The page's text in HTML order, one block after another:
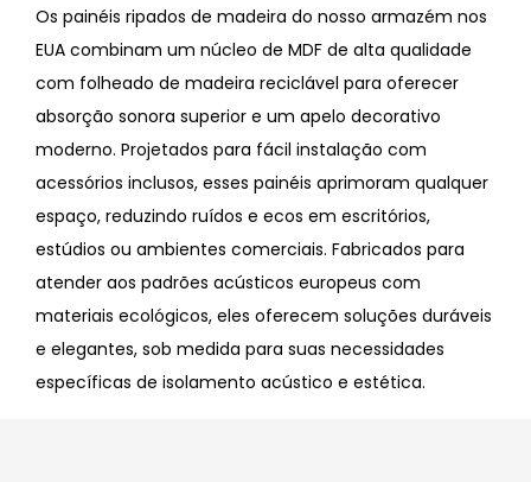
Os painéis ripados de madeira do nosso armazém nos
EUA combinam um núcleo de MDF de alta qualidade
com folheado de madeira reciclável para oferecer
absorção sonora superior e um apelo decorativo
moderno. Projetados para fácil instalação com
acessórios inclusos, esses painéis aprimoram qualquer
espaço, reduzindo ruídos e ecos em escritórios,
estúdios ou ambientes comerciais. Fabricados para
atender aos padrões acústicos europeus com
materiais ecológicos, eles oferecem soluções duráveis
​​e elegantes, sob medida para suas necessidades
específicas de isolamento acústico e estética.